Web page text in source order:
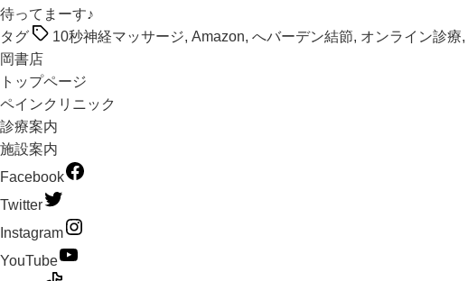
待ってまーす♪
タグ
10秒神経マッサージ, Amazon, へバーデン結節, オンライン診療,
岡書店
トップページ
ペインクリニック
診療案内
施設案内
Facebook
Twitter
Instagram
YouTube